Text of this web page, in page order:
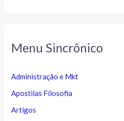
Menu Sincrônico
Administração e Mkt
Apostilas Filosofia
Artigos